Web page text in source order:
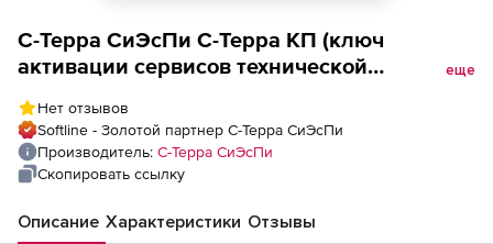
С-Терра СиЭсПи С-Терра КП (ключ
активации сервисов технической
еще
Нет отзывов
Softline - Золотой партнер С-Терра СиЭсПи
Производитель: С-Терра СиЭсПи
Скопировать ссылку
Описание Характеристики Отзывы